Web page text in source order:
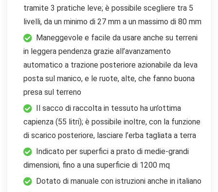
tramite 3 pratiche leve; è possibile scegliere tra 5
livelli, da un minimo di 27 mm a un massimo di 80 mm
Maneggevole e facile da usare anche su terreni
in leggera pendenza grazie all’avanzamento
automatico a trazione posteriore azionabile da leva
posta sul manico, e le ruote, alte, che fanno buona
presa sul terreno
Il sacco di raccolta in tessuto ha un’ottima
capienza (55 litri); è possibile inoltre, con la funzione
di scarico posteriore, lasciare l’erba tagliata a terra
Indicato per superfici a prato di medie-grandi
dimensioni, fino a una superficie di 1200 mq
Dotato di manuale con istruzioni anche in italiano